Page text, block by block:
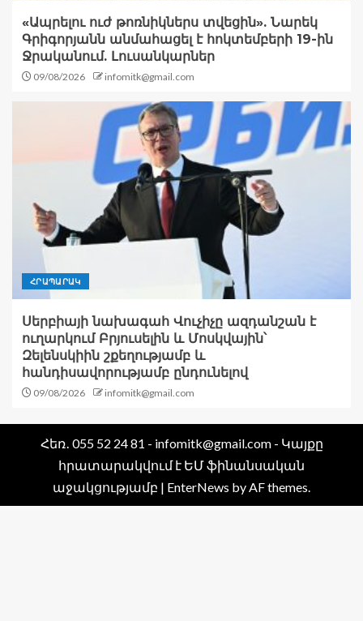
«Ապրելու ուժ թոռնիկներս տվեցին». Նարեկ
Գրիգորյանն անմահացել է հոկտեմբերի 19-ին
Ջրականում. Լուսանկարներ
09/08/2026 infomitk@gmail.com
ՀՐԱՊԱՐԱԿ
Սերբիայի նախագահ Վուչիչը ազդանշան է
ուղարկում Բրյուսելին և Մոսկվային՝
Զելենսկիին շքեղությամբ և
հանդիսավորությամբ ընդունելով
09/08/2026 infomitk@gmail.com
Հեռ․ 055 52 24 81 - infomitk@gmail.com - Կայքը
հրատարակվում է ԵՄ ֆինանսական
աջակցությամբ | EnterNews by AF themes.